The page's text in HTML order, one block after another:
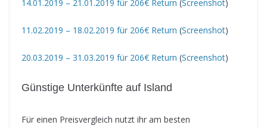
14.01.2019 – 21.01.2019 für 206€ Return (Screenshot)
11.02.2019 – 18.02.2019 für 206€ Return (Screenshot)
20.03.2019 – 31.03.2019 für 206€ Return (Screenshot)
Günstige Unterkünfte auf Island
Für einen Preisvergleich nutzt ihr am besten